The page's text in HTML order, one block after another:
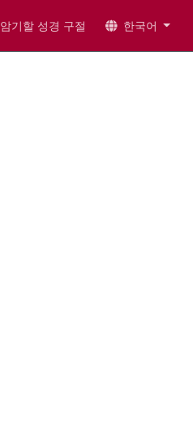
암기할 성경 구절 한국어